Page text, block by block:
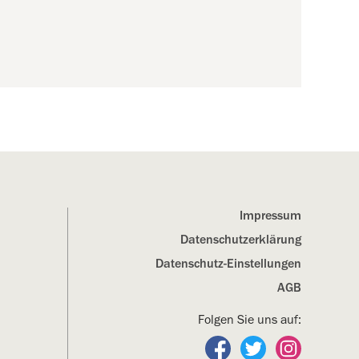
Impressum
Datenschutz­erklärung
Datenschutz-Einstellungen
AGB
Folgen Sie uns auf:
Folgen Sie uns auf
Folgen Sie uns